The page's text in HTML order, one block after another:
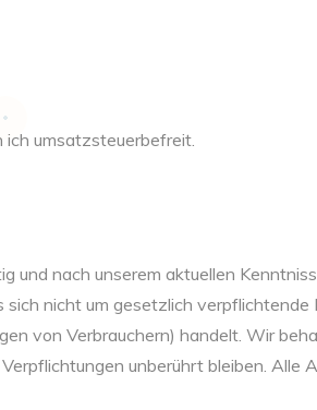
umsatzsteuerbefreit.
und nach unserem aktuellen
nicht um gesetzlich verpflichtende
von Verbrauchern) handelt. Wir
unberührt bleiben. Alle